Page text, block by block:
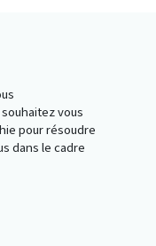
vous
pour résoudre
dans le cadre